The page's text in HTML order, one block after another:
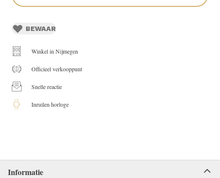
BEWAAR
Winkel in Nijmegen
Officieel verkooppunt
Snelle reactie
Inruilen horloge
Informatie